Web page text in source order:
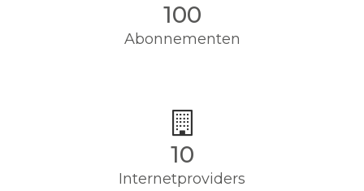
100
Abonnementen
10
Internetproviders